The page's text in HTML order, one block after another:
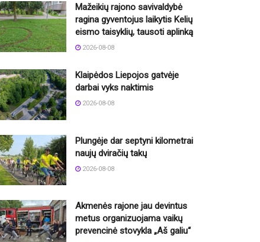
Mažeikių rajono savivaldybė
ragina gyventojus laikytis Kelių
eismo taisyklių, tausoti aplinką
2026-08-08
Klaipėdos Liepojos gatvėje
darbai vyks naktimis
2026-08-08
Plungėje dar septyni kilometrai
naujų dviračių takų
2026-08-08
Akmenės rajone jau devintus
metus organizuojama vaikų
prevencinė stovykla „Aš galiu“